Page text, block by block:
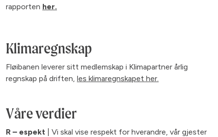
rapporten her.
Klimaregnskap
Fløibanen leverer sitt medlemskap i Klimapartner årlig
regnskap på driften, les klimaregnskapet her.
Våre verdier
R – espekt
Vi skal vise respekt for hverandre, vår gjester